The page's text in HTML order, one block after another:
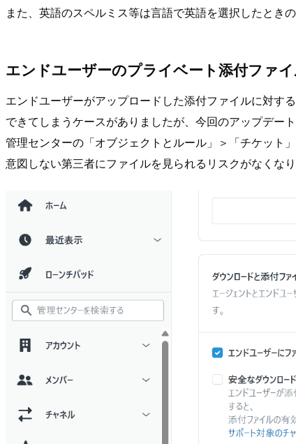
また、英語のスペルミス等は言語で英語を選択したときの
エンドユーザーのプライベート添付ファ
エンドユーザーがアップロードした添付ファイルに対す
できてしまうケースがありましたが、今回のアップデー
管理センターの「オブジェクトとルール」＞「チケット
意図しない第三者にファイルを見られるリスクがなくな